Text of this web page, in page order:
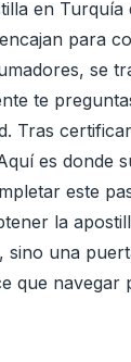
en
para
se
te
Tras
es donde
este
la
una
que